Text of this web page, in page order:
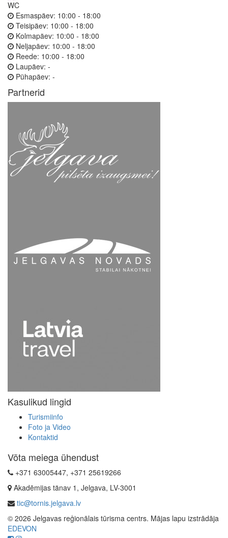
WC
Esmaspäev: 10:00 - 18:00
Teisipäev: 10:00 - 18:00
Kolmapäev: 10:00 - 18:00
Neljapäev: 10:00 - 18:00
Reede: 10:00 - 18:00
Laupäev: -
Pühapäev: -
Partnerid
Kasulikud lingid
Turismiinfo
Foto ja Video
Kontaktid
Võta meiega ühendust
+371 63005447, +371 25619266
Akadēmijas tänav 1, Jelgava, LV-3001
tic@tornis.jelgava.lv
© 2026 Jelgavas reģionālais tūrisma centrs. Mājas lapu izstrādāja
EDEVON